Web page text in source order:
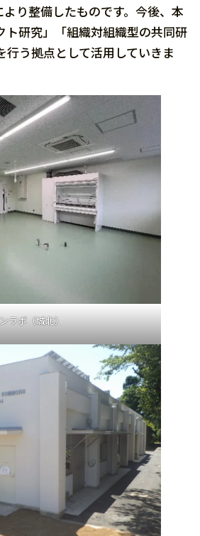
り整備したものです。今後、本
研究」「組織対組織型の共同研
う拠点として活用していきま
ラボ（城北）